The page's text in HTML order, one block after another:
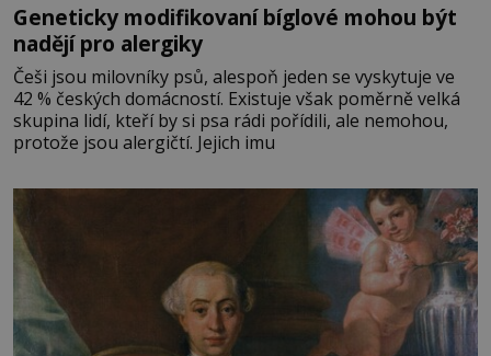
Geneticky modifikovaní bíglové mohou být
nadějí pro alergiky
Češi jsou milovníky psů, alespoň jeden se vyskytuje ve
42 % českých domácností. Existuje však poměrně velká
skupina lidí, kteří by si psa rádi pořídili, ale nemohou,
protože jsou alergičtí. Jejich imu